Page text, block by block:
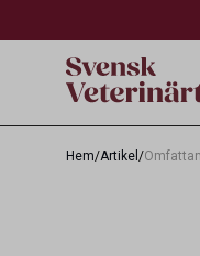
Hem/Artikel /